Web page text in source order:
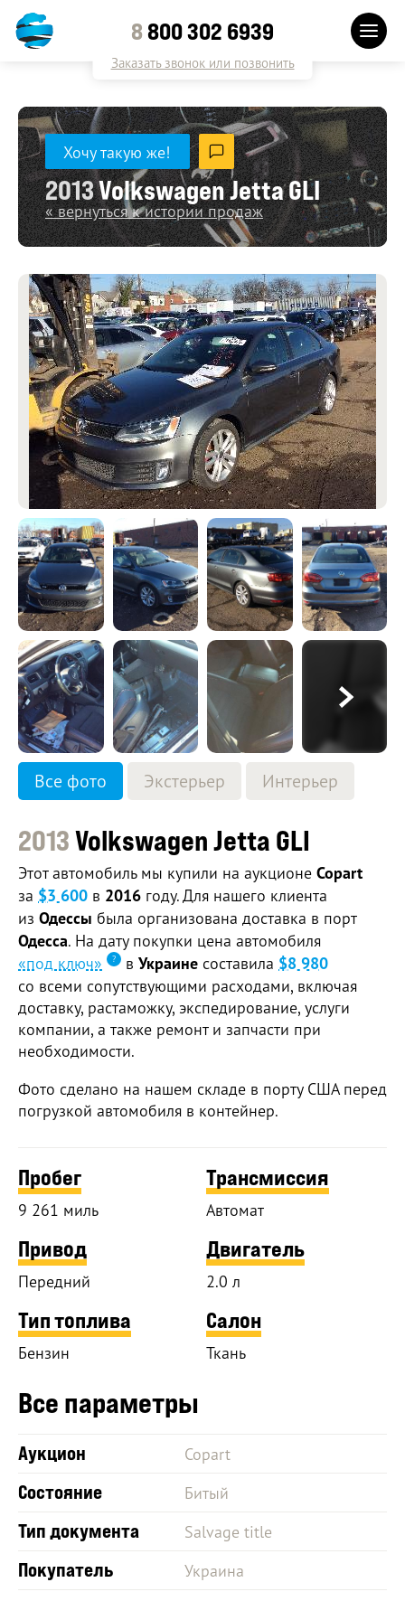
8800 302 6939
Заказать звонок или позвонить
2013Volkswagen Jetta GLI
« вернуться к истории продаж
Хочу такую же!
Все фото Экстерьер Интерьер
2013Volkswagen Jetta GLI
Этот автомобиль мы купили на аукционе Copart
за $3 600 в 2016 году. Для нашего клиента
из Одессы была организована доставка в порт
Одесса. На дату покупки цена автомобиля
«под ключ»
в Украине составила $8 980
со всеми сопутствующими расходами, включая
доставку, растаможку, экспедирование, услуги
компании, а также ремонт и запчасти при
необходимости.
Фото сделано на нашем складе в порту США перед
погрузкой автомобиля в контейнер.
Пробег
9 261 миль
Трансмиссия
Автомат
Привод
Передний
Двигатель
2.0 л
Тип топлива
Бензин
Салон
Ткань
Все параметры
Аукцион Copart
Состояние Битый
Тип документа Salvage title
Покупатель Украина